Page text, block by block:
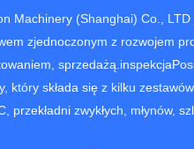
Machinery (Shanghai) Co.,
zjednoczonym z rozwojem
który składa się z kilku
przekładni zwykłych, młynów,